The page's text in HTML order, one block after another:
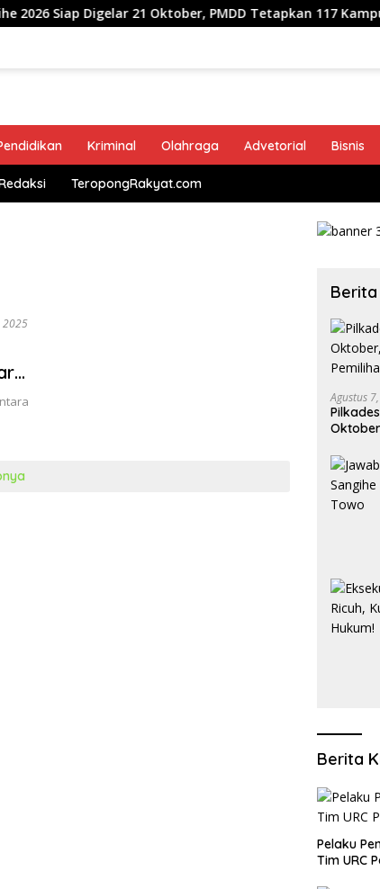
Digelar 21 Oktober, PMDD Tetapkan 117 Kampung Ikut
Kriminal Olahraga Advetorial Bisnis
TeropongRakyat.com
2025
Agustus
Berita
​Pelaku
Tim URC